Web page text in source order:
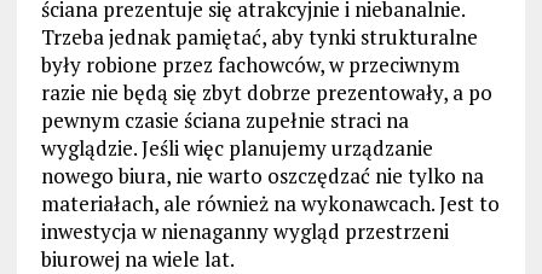
ściana prezentuje się atrakcyjnie i niebanalnie.
Trzeba jednak pamiętać, aby tynki strukturalne
były robione przez fachowców, w przeciwnym
razie nie będą się zbyt dobrze prezentowały, a po
pewnym czasie ściana zupełnie straci na
wyglądzie. Jeśli więc planujemy urządzanie
nowego biura, nie warto oszczędzać nie tylko na
materiałach, ale również na wykonawcach. Jest to
inwestycja w nienaganny wygląd przestrzeni
biurowej na wiele lat.